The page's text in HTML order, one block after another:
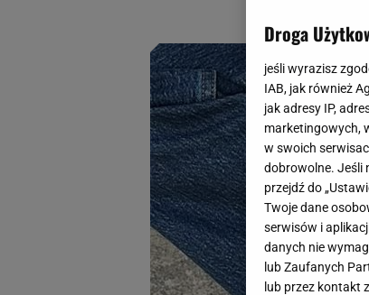
Droga
jeśli wyrazisz
IAB, jak również
jak adresy IP,
marketingowych,
w swoich
dobrowolne. Jeśli
przejdź do
Twoje dane
serwisów i
danych nie
lub Zaufanych
lub przez kontakt